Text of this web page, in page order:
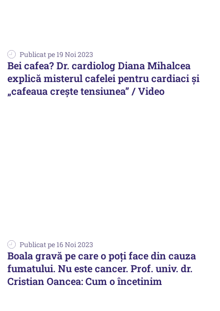
Publicat pe 19 Noi 2023
Bei cafea? Dr. cardiolog Diana Mihalcea
explică misterul cafelei pentru cardiaci și
„cafeaua crește tensiunea” / Video
Publicat pe 16 Noi 2023
Boala gravă pe care o poți face din cauza
fumatului. Nu este cancer. Prof. univ. dr.
Cristian Oancea: Cum o încetinim